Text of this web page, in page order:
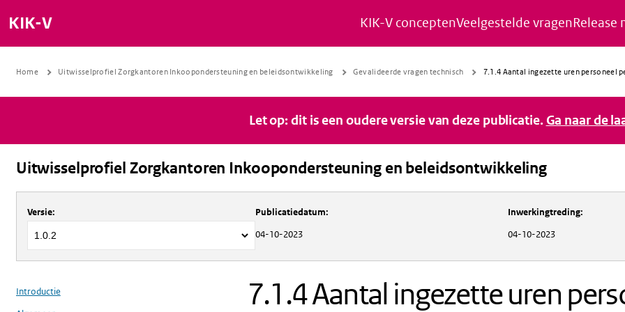
Naar de inhoud gaan
Naar de navigatie gaan
Naar de footer gaan
KIK-V KIK-V conceptenVeelgestelde vragenRelease
Home Uitwisselprofiel Zorgkantoren Inkoopondersteuning en beleidsontwikkeling Gevalideerde vragen technisch 7.1.4 Aantal ingezette uren personeel
Let op: dit is een oudere versie van deze publicatie. Ga naar de
Uitwisselprofiel Zorgkantoren Inkoopondersteuning en beleidsontwikkeling
Over Uitwisselprofiel Zorgkantoren Inkoopondersteuning en
Versie: Publicatiedatum:
04-10-2023
Inwerkingtreding:
04-10-2023
Introductie
7.1.4 Aantal ingezette uren